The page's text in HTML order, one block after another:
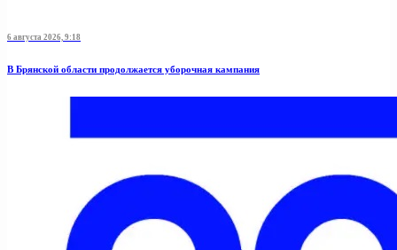
6 августа 2026, 9:18
В Брянской области продолжается уборочная кампания